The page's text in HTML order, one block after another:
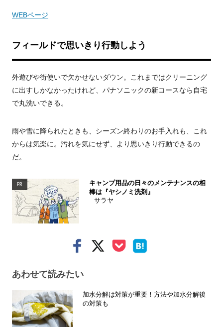
WEBページ
フィールドで思いきり行動しよう
外遊びや街使いで欠かせないダウン。これまではクリーニング
に出すしかなかったけれど、パナソニックの新コースなら自宅
で丸洗いできる。
雨や雪に降られたときも、シーズン終わりのお手入れも、これ
からは気楽に。汚れを気にせず、より思いきり行動できるの
だ。
PR
キャンプ用品の日々のメンテナンスの相
棒は『ヤシノミ洗剤』
サラヤ
あわせて読みたい
加水分解は対策が重要！方法や加水分解後
の対策も